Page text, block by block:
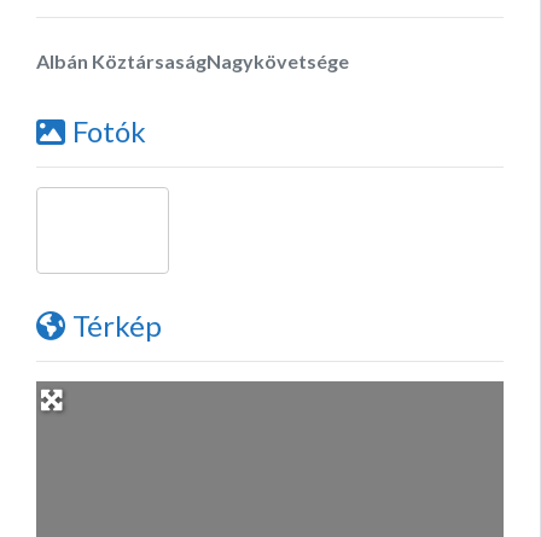
Albán KöztársaságNagykövetsége
Fotók
Térkép